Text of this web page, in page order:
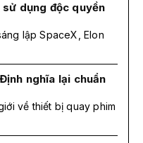
dụng độc quyền
lập SpaceX, Elon
nghĩa lại chuẩn
về thiết bị quay phim